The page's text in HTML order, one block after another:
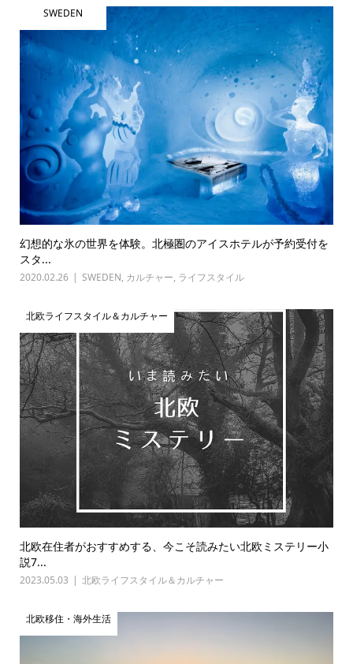
SWEDEN
幻想的な氷の世界を体験。北極圏のアイスホテルが予約受付を
スタ...
2020.02.26 SWEDEN, カルチャー, ライフスタイル
北欧ライフスタイル＆カルチャー
北欧在住者がおすすめする、今こそ読みたい北欧ミステリー小
説7...
2023.05.03 北欧ライフスタイル＆カルチャー
北欧移住・海外生活